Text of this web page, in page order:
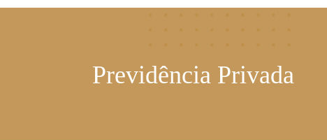
Previdência Privada